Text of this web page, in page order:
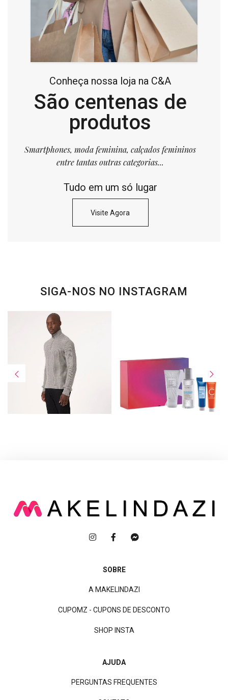
Conheça nossa loja na C&A
São centenas de
produtos
Smartphones, moda feminina, calçados femininos
entre tantas outras categorias...
Tudo em um só lugar
Visite Agora
SIGA-NOS NO INSTAGRAM
SOBRE
A MAKELINDAZI
CUPOMZ - CUPONS DE DESCONTO
SHOP INSTA
AJUDA
PERGUNTAS FREQUENTES